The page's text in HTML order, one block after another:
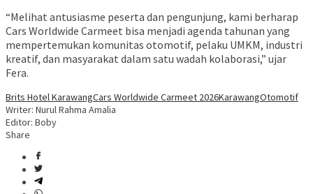
“Melihat antusiasme peserta dan pengunjung, kami berharap
Cars Worldwide Carmeet bisa menjadi agenda tahunan yang
mempertemukan komunitas otomotif, pelaku UMKM, industri
kreatif, dan masyarakat dalam satu wadah kolaborasi,” ujar
Fera.
Brits Hotel KarawangCars Worldwide Carmeet 2026KarawangOtomotif
Writer: Nurul Rahma Amalia
Editor: Boby
Share